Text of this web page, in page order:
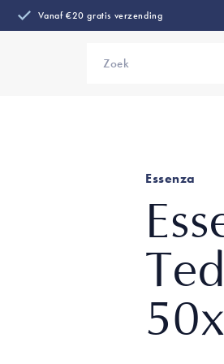
Vanaf €20 gratis verzending
Zoek
Essenza